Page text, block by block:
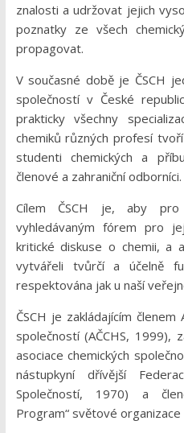
znalosti a udržovat jejich
poznatky ze všech
propagovat.
V současné době je ČSCH
společností v České
prakticky všechny
chemiků různých profesí
studenti chemických a
členové a zahraniční odborníci.
Cílem ČSCH je, aby
vyhledávaným fórem pro
kritické diskuse o chemii, a
vytvářeli tvůrčí a účelně
respektována jak u naší
ČSCH je zakládajícím členem
společností (AČCHS, 1999),
asociace chemických
nástupkyní dřívější
Společností, 1970) a
Program“ světové organizace